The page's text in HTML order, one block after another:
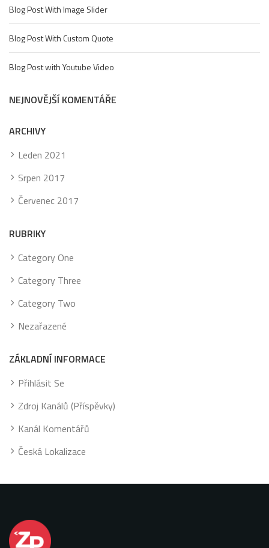
Blog Post With Image Slider
Blog Post With Custom Quote
Blog Post with Youtube Video
NEJNOVĚJŠÍ KOMENTÁŘE
ARCHIVY
Leden 2021
Srpen 2017
Červenec 2017
RUBRIKY
Category One
Category Three
Category Two
Nezařazené
ZÁKLADNÍ INFORMACE
Přihlásit Se
Zdroj Kanálů (příspěvky)
Kanál Komentářů
Česká Lokalizace